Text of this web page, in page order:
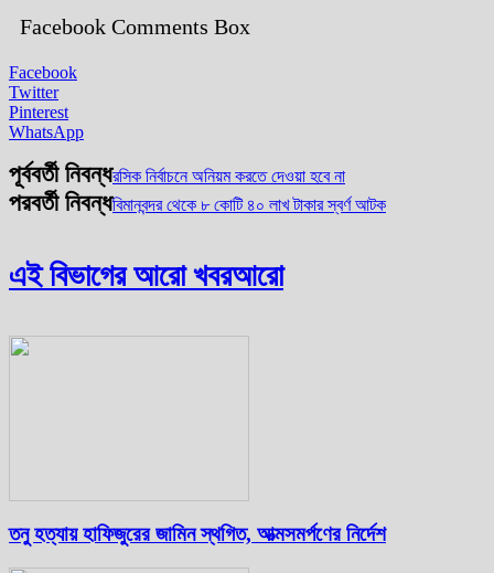
Facebook Comments Box
Facebook
Twitter
Pinterest
WhatsApp
পূর্ববর্তী নিবন্ধরসিক নির্বাচনে অনিয়ম করতে দেওয়া হবে না
পরবর্তী নিবন্ধবিমানবন্দর থেকে ৮ কোটি ৪০ লাখ টাকার স্বর্ণ আটক
এই বিভাগের আরো খবরআরো
তনু হত্যায় হাফিজুরের জামিন স্থগিত, আত্মসমর্পণের নির্দেশ